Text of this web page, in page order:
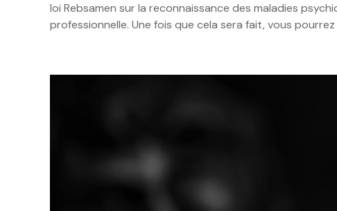
loi Rebsamen sur la reconnaissance des maladies
professionnelle. Une fois que cela sera fait, vous